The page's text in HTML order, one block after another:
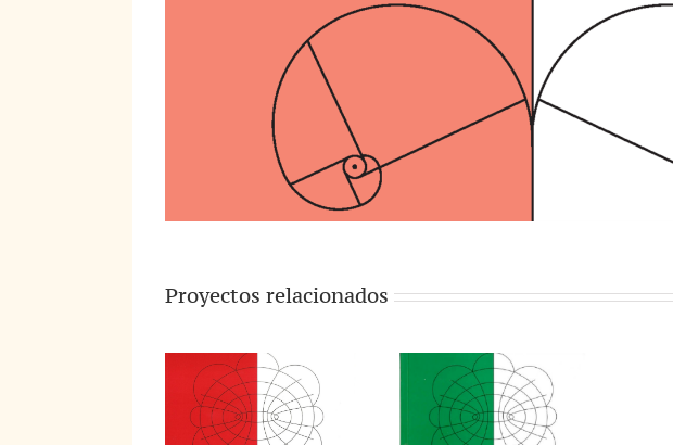
Proyectos relacionados